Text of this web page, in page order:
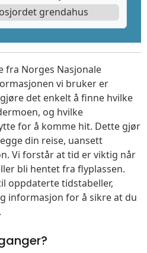
grendahus
fra Norges Nasjonale
vi bruker er
det enkelt å finne hvilke
og hvilke
for å komme hit. Dette gjør
din reise, uansett
Vi forstår at tid er viktig når
bli hentet fra flyplassen.
oppdaterte tidstabeller,
informasjon for å sikre at du